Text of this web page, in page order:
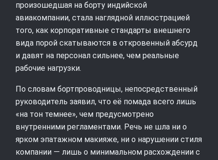
произошедшая на борту индийской
авиакомпании, стала наглядной иллюстрацией
того, как корпоративные стандарты внешнего
вида порой скатываются в откровенный абсурд
и давят на персонал сильнее, чем реальные
рабочие нагрузки.
По словам бортпроводницы, непосредственный
руководитель заявил, что её помада всего лишь
«на тон темнее», чем предусмотрено
внутренними регламентами. Речь не шла ни о
ярком эпатажном макияже, ни о нарушении стиля
компании — лишь о минимальном расхождении с